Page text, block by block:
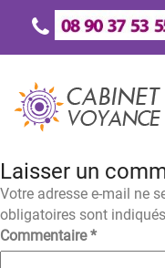
Laisser un
Votre adresse e-mail ne
obligatoires sont
Commentaire*